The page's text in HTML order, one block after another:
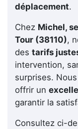
déplacement.
Chez Michel,
Tour (38110),
des tarifs
intervention,
surprises.
offrir un
garantir la
Consultez ci-